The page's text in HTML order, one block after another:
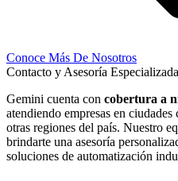
Conoce Más De Nosotros
Contacto y Asesoría Especializada
Gemini cuenta con cobertura a
atendiendo empresas en
otras regiones del país. Nuestro
brindarte una asesoría
soluciones de automatización